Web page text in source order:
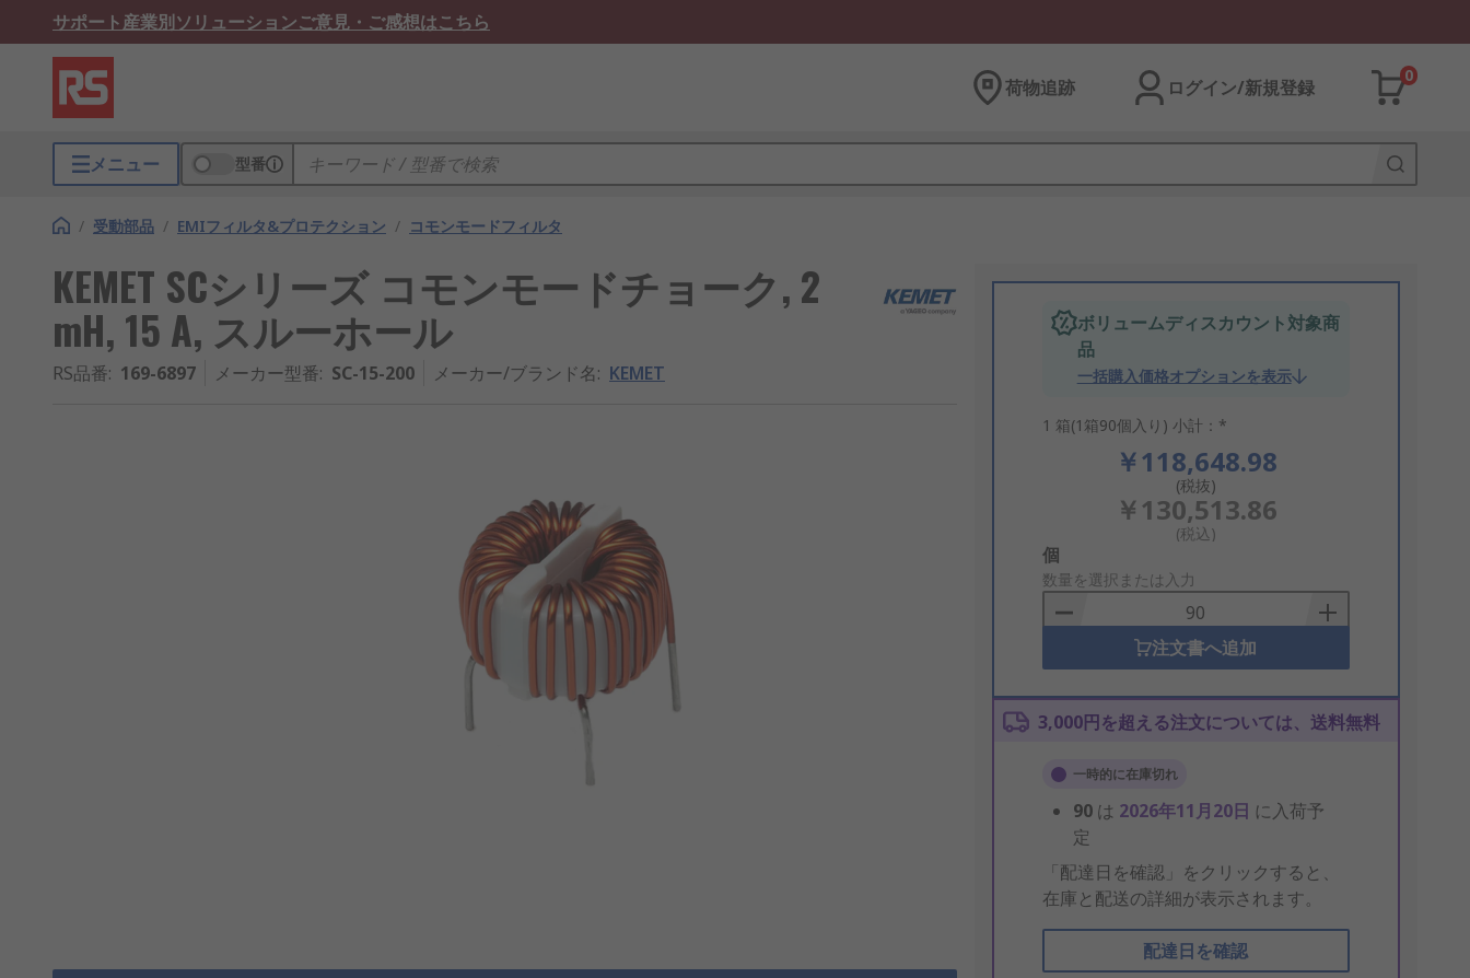
サポート産業別ソリューションご意見・ご感想はこちら
荷物追跡 ログイン/新規登録
0
メニュー 型番
/ 受動部品 / EMIフィルタ&プロテクション / コモンモードフィルタ
KEMET SCシリーズ コモンモードチョーク, 2
mH, 15 A, スルーホール
RS品番: 169-6897 メーカー型番: SC-15-200 メーカー/ブランド名: KEMET
ボリュームディスカウント対象商
品
一括購入価格オプションを表示
1 箱(1箱90個入り) 小計：*
￥118,648.98
(税抜)
￥130,513.86
(税込)
Add
to
Basket
個
数量を選択または入力
注文書へ追加
3,000円を超える注文については、送料無料
一時的に在庫切れ
90 は 2026年11月20日 に入荷予
定
「配達日を確認」をクリックすると、
在庫と配送の詳細が表示されます。
配達日を確認